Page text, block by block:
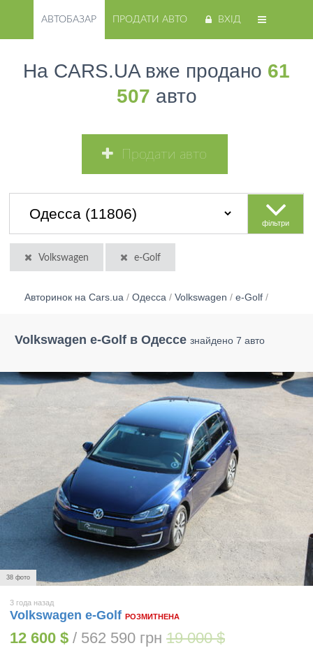
АВТОБАЗАР ПРОДАТИ АВТО ВХІД
На CARS.UA вже продано 61
507 авто
Продати авто
фільтри
Volkswagen e-Golf
Авторинок на Cars.ua / Одесса / Volkswagen / e-Golf /
Volkswagen e-Golf в Одессе знайдено 7 авто
38 фото
3 года назад
Volkswagen e-Golf РОЗМИТНЕНА
12 600 $ / 562 590 грн 19 000 $